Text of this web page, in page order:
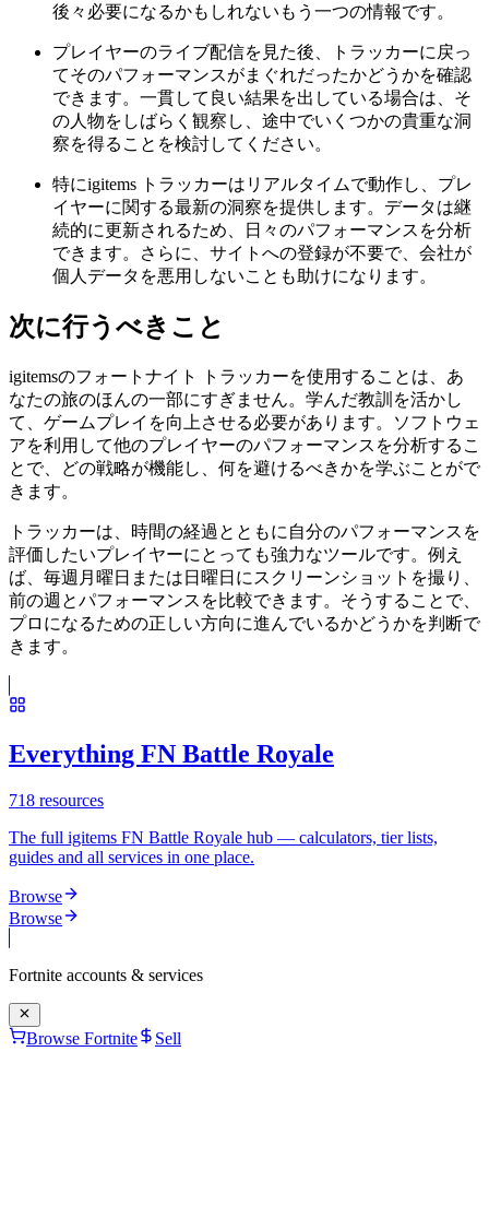
後々必要になるかもしれないもう一つの情報です。
プレイヤーのライブ配信を見た後、トラッカーに戻っ
てそのパフォーマンスがまぐれだったかどうかを確認
できます。一貫して良い結果を出している場合は、そ
の人物をしばらく観察し、途中でいくつかの貴重な洞
察を得ることを検討してください。
特にigitems トラッカーはリアルタイムで動作し、プレ
イヤーに関する最新の洞察を提供します。データは継
続的に更新されるため、日々のパフォーマンスを分析
できます。さらに、サイトへの登録が不要で、会社が
個人データを悪用しないことも助けになります。
次に行うべきこと
igitemsのフォートナイト トラッカーを使用することは、あ
なたの旅のほんの一部にすぎません。学んだ教訓を活かし
て、ゲームプレイを向上させる必要があります。ソフトウェ
アを利用して他のプレイヤーのパフォーマンスを分析するこ
とで、どの戦略が機能し、何を避けるべきかを学ぶことがで
きます。
トラッカーは、時間の経過とともに自分のパフォーマンスを
評価したいプレイヤーにとっても強力なツールです。例え
ば、毎週月曜日または日曜日にスクリーンショットを撮り、
前の週とパフォーマンスを比較できます。そうすることで、
プロになるための正しい方向に進んでいるかどうかを判断で
きます。
Everything FN Battle Royale
718 resources
The full igitems FN Battle Royale hub — calculators, tier lists,
guides and all services in one place.
Browse
Browse
Fortnite accounts & services
Browse Fortnite Sell